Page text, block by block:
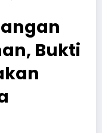
Bukti